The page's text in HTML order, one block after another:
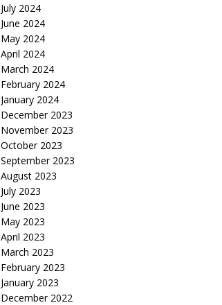
July 2024
June 2024
May 2024
April 2024
March 2024
February 2024
January 2024
December 2023
November 2023
October 2023
September 2023
August 2023
July 2023
June 2023
May 2023
April 2023
March 2023
February 2023
January 2023
December 2022